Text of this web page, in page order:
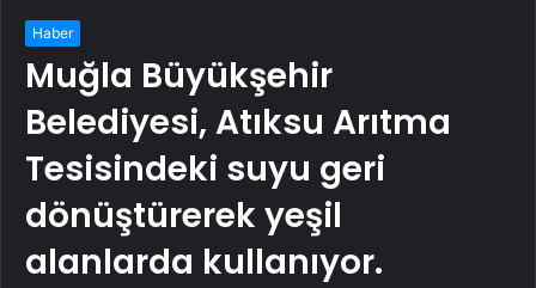
Haber
Muğla Büyükşehir
Belediyesi, Atıksu Arıtma
Tesisindeki suyu geri
dönüştürerek yeşil
alanlarda kullanıyor.